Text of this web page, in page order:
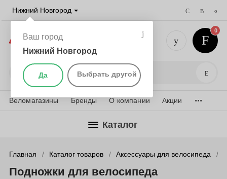
Нижний Новгород
Ваш город
Нижний Новгород
Да Выбрать другой Поиск
+7 (831)
0
Веломагазины Бренды О компании Акции ...
Каталог
Главная Каталог товаров Аксессуары для велосипеда
Подножки для велосипеда